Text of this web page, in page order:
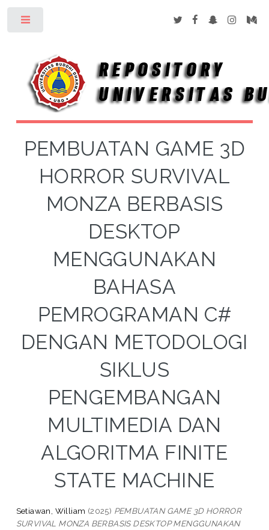
PEMBUATAN GAME 3D
HORROR SURVIVAL
MONZA BERBASIS
DESKTOP
MENGGUNAKAN
BAHASA
PEMROGRAMAN C#
DENGAN METODOLOGI
SIKLUS
PENGEMBANGAN
MULTIMEDIA DAN
ALGORITMA FINITE
STATE MACHINE
Setiawan, William (2025) PEMBUATAN GAME 3D HORROR
SURVIVAL MONZA BERBASIS DESKTOP MENGGUNAKAN